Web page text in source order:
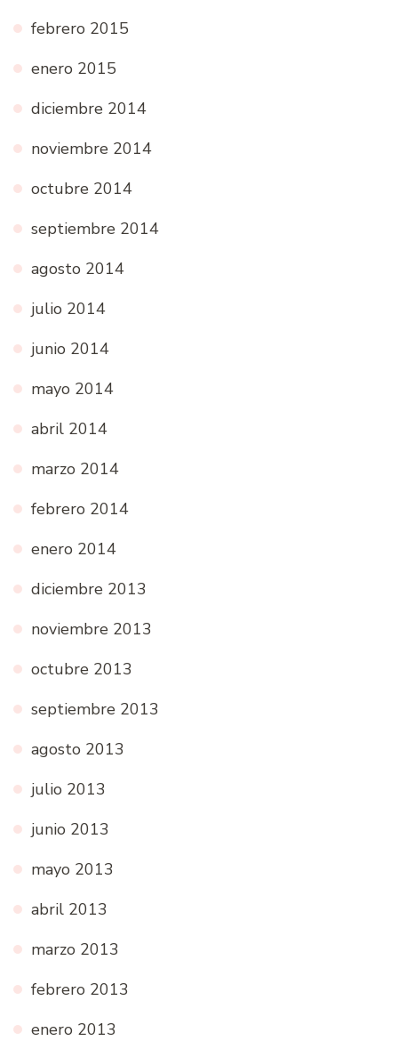
febrero 2015
enero 2015
diciembre 2014
noviembre 2014
octubre 2014
septiembre 2014
agosto 2014
julio 2014
junio 2014
mayo 2014
abril 2014
marzo 2014
febrero 2014
enero 2014
diciembre 2013
noviembre 2013
octubre 2013
septiembre 2013
agosto 2013
julio 2013
junio 2013
mayo 2013
abril 2013
marzo 2013
febrero 2013
enero 2013